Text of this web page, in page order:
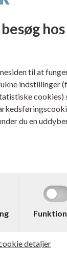
til at
indstillinger
cookies)
du en
detaljer
Dahle
mm P-5 /